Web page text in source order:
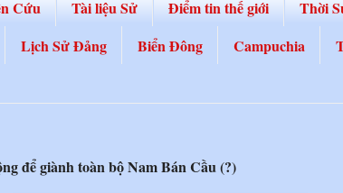
Cứu Tài liệu Sử Điểm tin thế giới Thời
Lịch Sử Đảng Biển Đông Campuchia
để giành toàn bộ Nam Bán Cầu (?)